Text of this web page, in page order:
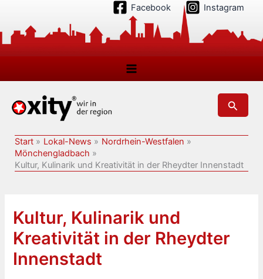
springen
Facebook Instagram
Suchen
Start Lokal-News
Nordrhein-Westfalen
Mönchengladbach
Kultur, Kulinarik und Kreativität in der Rheydter Innenstadt
Kultur, Kulinarik und
Kreativität in der Rheydter
Innenstadt